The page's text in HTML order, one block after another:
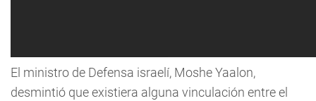
El ministro de Defensa israelí, Moshe Yaalon,
desmintió que existiera alguna vinculación entre el